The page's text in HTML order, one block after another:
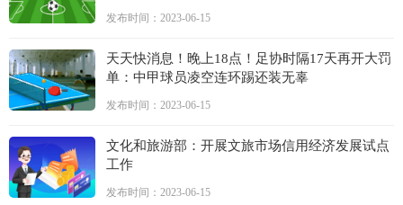
发布时间：2023-06-15
天天快消息！晚上18点！足协时隔17天再开大罚
单：中甲球员凌空连环踢还装无辜
发布时间：2023-06-15
文化和旅游部：开展文旅市场信用经济发展试点
工作
发布时间：2023-06-15